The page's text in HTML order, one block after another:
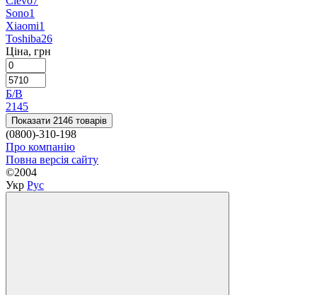
Sono1
Xiaomi1
Toshiba26
Ціна, грн
Б/В
2145
Показати 2146 товарів
(0800)-310-198
Про компанію
Повна версія сайту
©2004
Укр Рус